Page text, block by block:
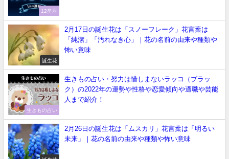
12星座
誕生花
2月17日の誕生花は「スノーフレーク」花言葉は
「純潔」「汚れなき心」｜花の名前の由来や種類や
怖い意味
生きもの占い
生きもの占い・努力は惜しまないラッコ（ブラッ
ク）の2022年の運勢や性格や恋愛傾向や適職や芸能
人まで紹介！
2月26日の誕生花は「ムスカリ」花言葉は「明るい
未来」｜花の名前の由来や種類や怖い意味